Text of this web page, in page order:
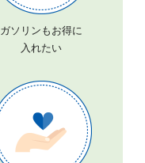
ガソリンもお得に
入れたい